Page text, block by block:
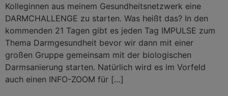
Kolleginnen aus meinem Gesundheitsnetzwerk eine
DARMCHALLENGE zu starten. Was heißt das? In den
kommenden 21 Tagen gibt es jeden Tag IMPULSE zum
Thema Darmgesundheit bevor wir dann mit einer
großen Gruppe gemeinsam mit der biologischen
Darmsanierung starten. Natürlich wird es im Vorfeld
auch einen INFO-ZOOM für […]